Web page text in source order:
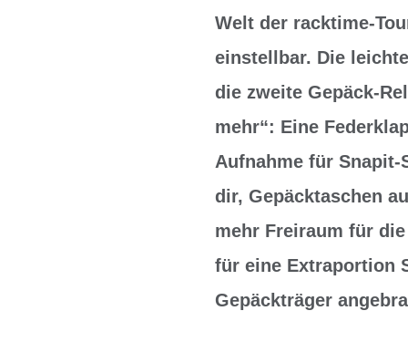
Welt der racktime-
einstellbar. Die
die zweite Gepäck-
mehr“: Eine
Aufnahme für
dir, Gepäcktaschen
mehr Freiraum für
für eine Extraportion
Gepäckträger